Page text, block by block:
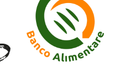
dI
n
di
vi
di